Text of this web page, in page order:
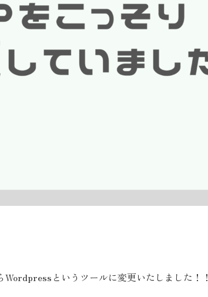
というツールに変更いたしました！！